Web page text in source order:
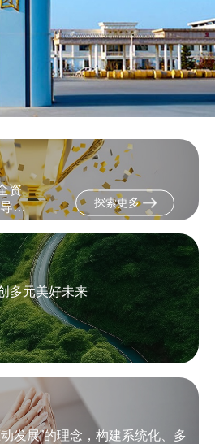
资
科
“山
企
探索更多
多元美好未来
发展”的理念，构建系统化、多